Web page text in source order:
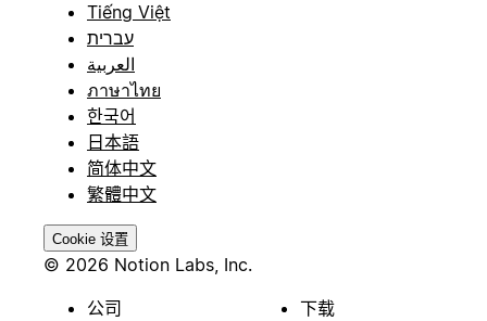
Tiếng Việt
עברית
العربية
ภาษาไทย
한국어
日本語
简体中文
繁體中文
Cookie 设置
© 2026 Notion Labs, Inc.
公司
下载